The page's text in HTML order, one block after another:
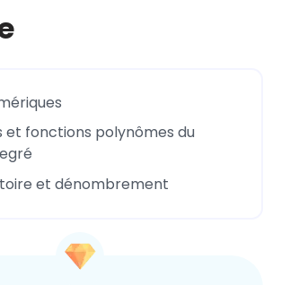
et fonctions polynômes du
et dénombrement